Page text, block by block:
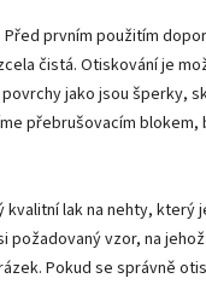
prvním použitím
čistá. Otiskování je
jako jsou šperky,
přebrušovacím blokem,
lak na nehty,
vzor, na
Pokud se správně